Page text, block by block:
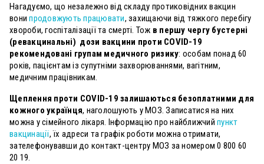
Нагадуємо, що незалежно від складу протиковідних вакцин
вонипродовжують працювати, захищаючи від тяжкого перебігу
хвороби, госпіталізації та смерті. Тож в першу чергу бустерні
(ревакцинальні) дози вакцини проти COVID-19
рекомендовані групам медичного ризику: особам понад 60
років, пацієнтам із супутніми захворюваннями, вагітним,
медичним працівникам.
Щеплення проти COVID-19 залишаються безоплатними для
кожного українця, наголошують у МОЗ. Записатися на них
можна у сімейного лікаря. Інформацію про найближчий пункт
вакцинації, їх адреси та графік роботи можна отримати,
зателефонувавши до контакт-центру МОЗ за номером 0 800 60
20 19.